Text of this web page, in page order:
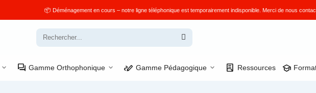
📦 Déménagement en cours – notre ligne téléphonique est temporairement indisponible. Merci de nous
Recherche
pour :
forum Gamme Orthophonique stylus_note Gamme Pédagogique lab_profile Ressources school